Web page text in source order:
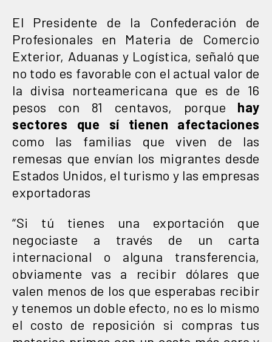
El Presidente de la Confederación de
Profesionales en Materia de Comercio
Exterior, Aduanas y Logística, señaló que
no todo es favorable con el actual valor de
la divisa norteamericana que es de 16
pesos con 81 centavos, porque hay
sectores que sí tienen afectaciones
como las familias que viven de las
remesas que envían los migrantes desde
Estados Unidos, el turismo y las empresas
exportadoras
“Si tú tienes una exportación que
negociaste a través de un carta
internacional o alguna transferencia,
obviamente vas a recibir dólares que
valen menos de los que esperabas recibir
y tenemos un doble efecto, no es lo mismo
el costo de reposición si compras tus